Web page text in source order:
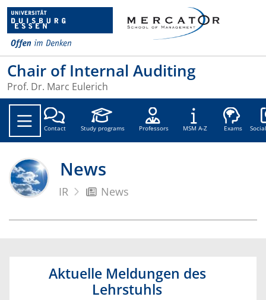
Chair of Internal Auditing
Prof. Dr. Marc Eulerich
Contact Study programs Professors MSM A-Z Exams
News
IR News
Aktuelle Meldungen des
Lehrstuhls